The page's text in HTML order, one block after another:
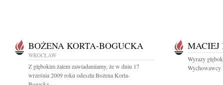
BOŻENA KORTA-BOGUCKA
WROCŁAW
Z głębokim żalem zawiadamiamy, że w dniu 17
września 2009 roku odeszła Bożena Korta-
MACIEJ
Wyrazy
Wychowawcy